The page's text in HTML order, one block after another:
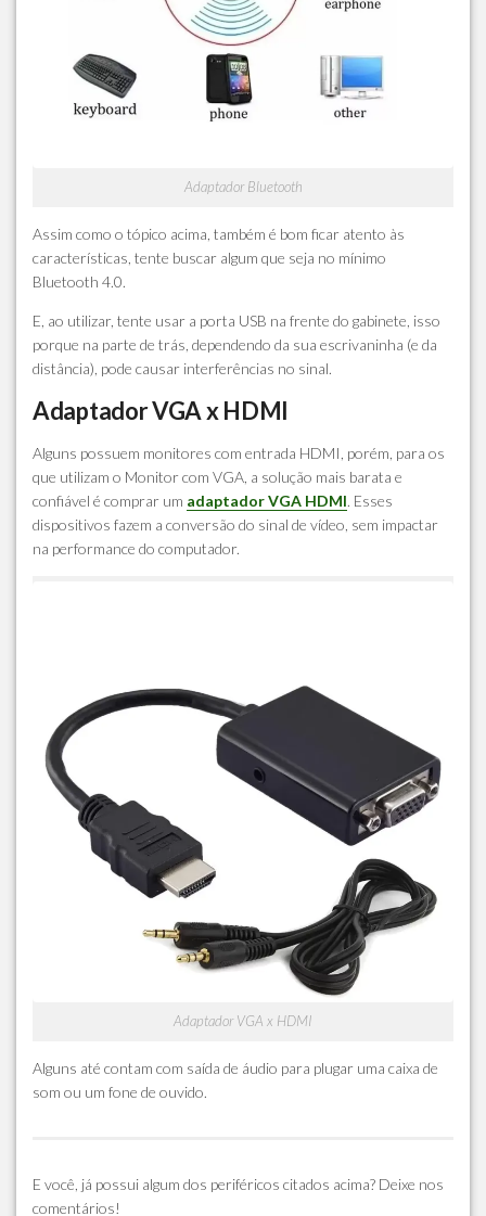
Adaptador Bluetooth
Assim como o tópico acima, também é bom ficar atento às
características, tente buscar algum que seja no mínimo
Bluetooth 4.0.
E, ao utilizar, tente usar a porta USB na frente do gabinete, isso
porque na parte de trás, dependendo da sua escrivaninha (e da
distância), pode causar interferências no sinal.
Adaptador VGA x HDMI
Alguns possuem monitores com entrada HDMI, porém, para os
que utilizam o Monitor com VGA, a solução mais barata e
confiável é comprar um adaptador VGA HDMI. Esses
dispositivos fazem a conversão do sinal de vídeo, sem impactar
na performance do computador.
Adaptador VGA x HDMI
Alguns até contam com saída de áudio para plugar uma caixa de
som ou um fone de ouvido.
E você, já possui algum dos periféricos citados acima? Deixe nos
comentários!